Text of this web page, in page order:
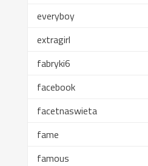
everyboy
extragirl
fabryki6
facebook
facetnaswieta
fame
famous